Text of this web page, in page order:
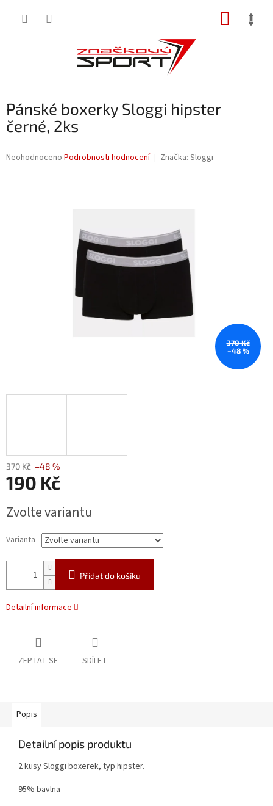
Pánské boxerky Sloggi hipster
černé, 2ks
Průměrné
Neohodnoceno Podrobnosti hodnocení Značka: Sloggi
370 Kč
–48 %
370 Kč –48 %
190 Kč
cena:
Zvolte variantu
Varianta
Přidat do košíku
Detailní informace
ZEPTAT SE SDÍLET
Popis
Detailní popis produktu
2 kusy Sloggi boxerek, typ hipster.
95% bavlna